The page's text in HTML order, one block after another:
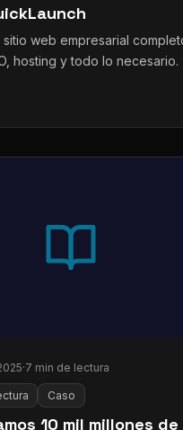
web empresarial
hosting y todo lo necesario.
·7 min de lectura
Caso
10 mil millones